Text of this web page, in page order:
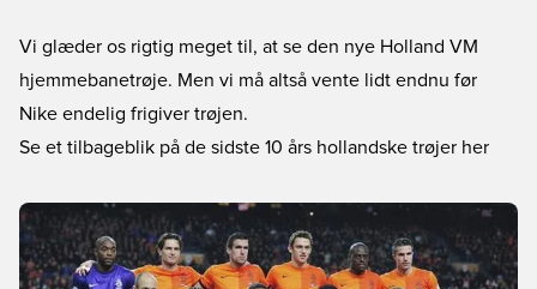
Vi glæder os rigtig meget til, at se den nye Holland VM
hjemmebanetrøje. Men vi må altså vente lidt endnu før
Nike endelig frigiver trøjen.
Se et tilbageblik på de sidste 10 års hollandske trøjer her